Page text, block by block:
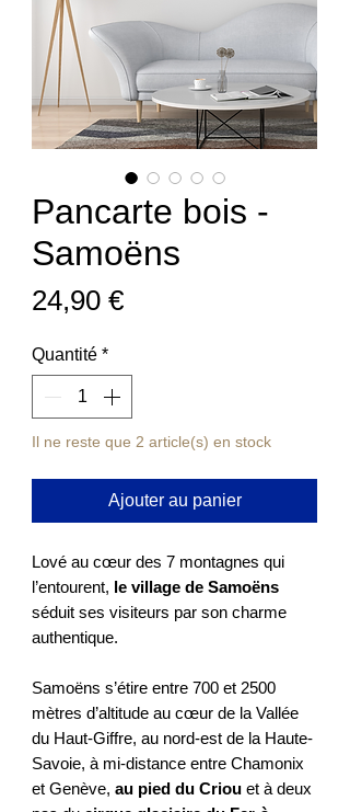
Pancarte bois -
Samoëns
24,90 €Prix
Quantité *
Il ne reste que 2 article(s) en stock
Ajouter au panier
Lové au cœur des 7 montagnes qui
l’entourent, le village de Samoëns
séduit ses visiteurs par son charme
authentique.
Samoëns s’étire entre 700 et 2500
mètres d’altitude au cœur de la Vallée
du Haut-Giffre, au nord-est de la Haute-
Savoie, à mi-distance entre Chamonix
et Genève, au pied du Criou et à deux